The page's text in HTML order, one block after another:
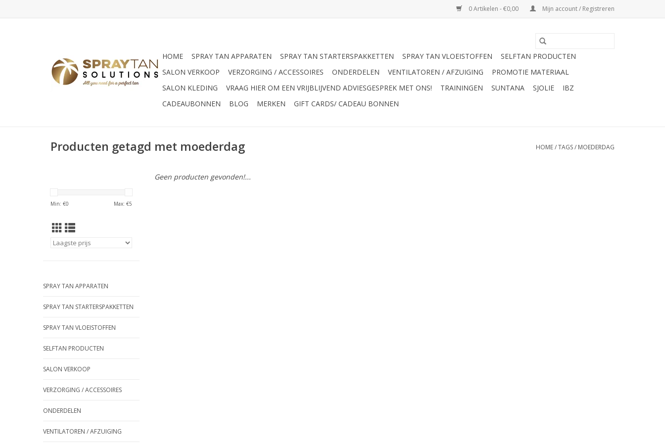
0 Artikelen - €0,00 Mijn account / Registreren
HOME SPRAY TAN APPARATEN SPRAY TAN STARTERSPAKKETTEN SPRAY TAN VLOEISTOFFEN
SELFTAN PRODUCTEN
SALON VERKOOP
VERZORGING / ACCESSOIRES ONDERDELEN VENTILATOREN / AFZUIGING
PROMOTIE MATERIAAL
SALON KLEDING
VRAAG HIER OM EEN VRIJBLIJVEND ADVIESGESPREK MET ONS! TRAININGEN SUNTANA SJOLIE
IBZ
CADEAUBONNEN
BLOG MERKEN GIFT CARDS/ CADEAU BONNEN
Producten getagd met moederdag HOME/TAGS/ MOEDERDAG
Min: €0 Max: €5
SPRAY TAN APPARATEN
SPRAY TAN STARTERSPAKKETTEN
SPRAY TAN VLOEISTOFFEN
SELFTAN PRODUCTEN
SALON VERKOOP
VERZORGING / ACCESSOIRES
ONDERDELEN
VENTILATOREN / AFZUIGING
Geen producten gevonden!...